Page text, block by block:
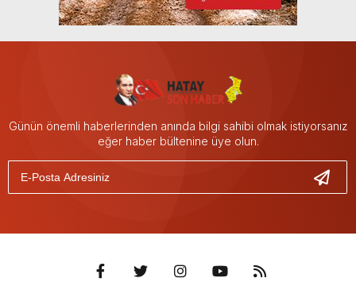
Günün önemli haberlerinden anında bilgi sahibi olmak istiyorsanız
eğer haber bültenine üye olun.